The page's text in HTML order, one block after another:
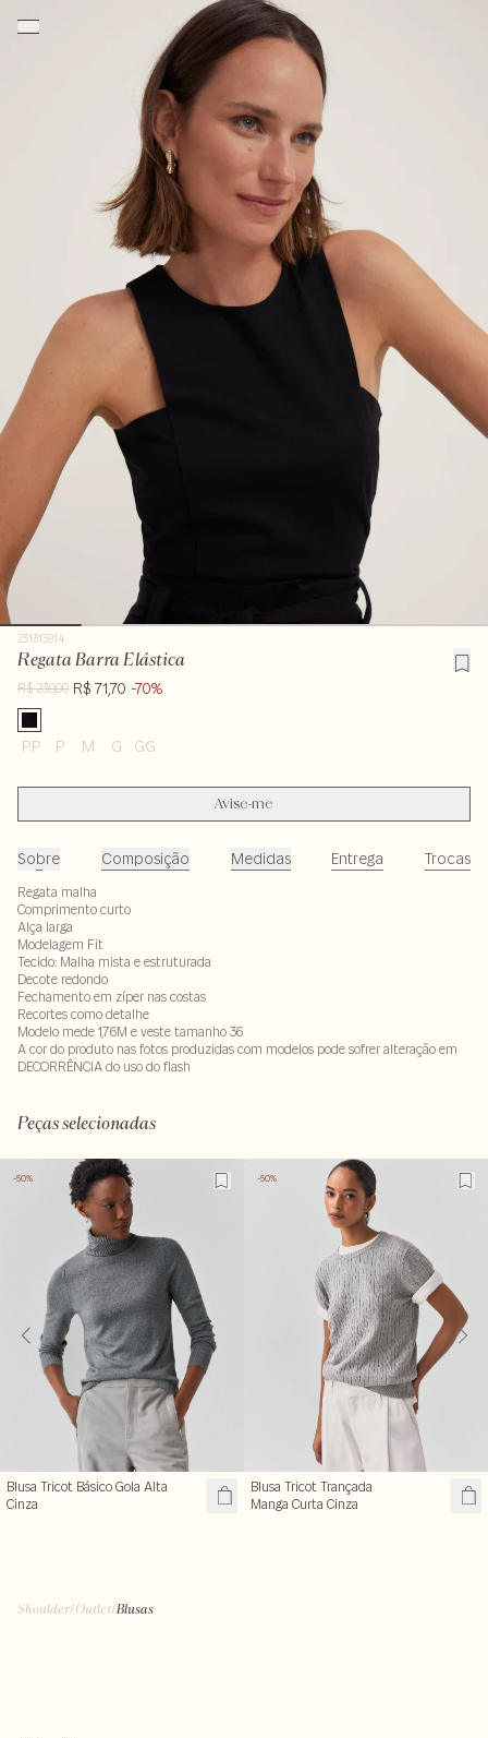
231313914
Regata Barra Elástica
R$ 239,00 R$ 71,70 -70%
PP P M G GG
Avise-me
Sobre Composição Medidas Entrega Trocas
Regata malha
Comprimento curto
Alça larga
Modelagem Fit
Tecido: Malha mista e estruturada
Decote redondo
Fechamento em zíper nas costas
Recortes como detalhe
Modelo mede 1,76M e veste tamanho 36
A cor do produto nas fotos produzidas com modelos pode sofrer alteração em
DECORRÊNCIA do uso do flash
Peças selecionadas
-50%
Blusa Tricot Básico Gola Alta
Cinza
-50%
Blusa Tricot Trançada
Manga Curta Cinza
Shoulder/Outlet/Blusas